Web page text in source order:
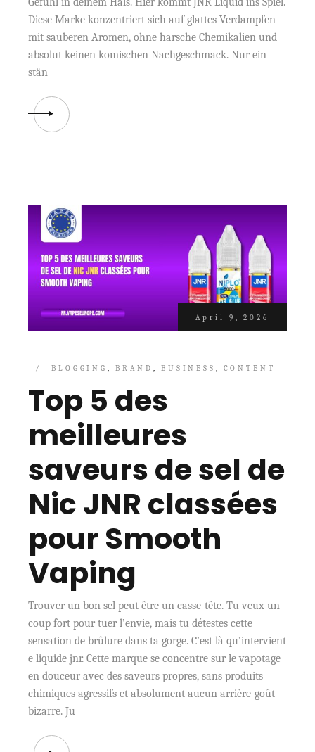
Diese Marke konzentriert sich auf glattes Verdampfen
mit sauberen Aromen, ohne harsche Chemikalien und
absolut keinen komischen Nachgeschmack. Nur ein
stän
April 9, 2026
BLOGGING BRAND BUSINESS CONTENT
Top 5 des
meilleures
saveurs de sel de
Nic JNR classées
pour Smooth
Vaping
Trouver un bon sel peut être un casse-tête. Tu veux un
coup fort pour tuer l’envie, mais tu détestes cette
sensation de brûlure dans ta gorge. C’est là qu’intervient
e liquide jnr. Cette marque se concentre sur le vapotage
en douceur avec des saveurs propres, sans produits
chimiques agressifs et absolument aucun arrière-goût
bizarre. Ju